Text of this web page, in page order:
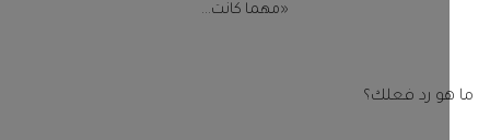
«مهما كانت...
رد فعلك؟